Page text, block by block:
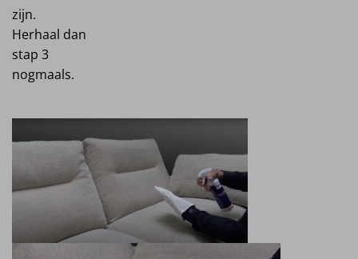
zijn.
Herhaal dan
stap 3
nogmaals.